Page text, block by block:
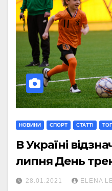
НОВИНИ СПОРТ СТАТТI
В Україні
липня День
28.01.2021 ELENA